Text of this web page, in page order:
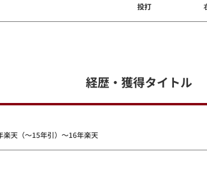
投打
経歴・獲得タイトル
天（～15年引）～16年楽天